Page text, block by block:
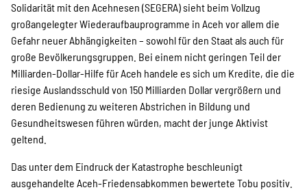
Kontakt
english
Solidarität mit den Acehnesen (SEGERA) sieht beim Vollzug
großangelegter Wiederaufbauprogramme in Aceh vor allem die
Gefahr neuer Abhängigkeiten – sowohl für den Staat als auch für
große Bevölkerungsgruppen. Bei einem nicht geringen Teil der
Milliarden-Dollar-Hilfe für Aceh handele es sich um Kredite, die die
riesige Auslandsschuld von 150 Milliarden Dollar vergrößern und
deren Bedienung zu weiteren Abstrichen in Bildung und
Gesundheitswesen führen würden, macht der junge Aktivist
geltend.
Das unter dem Eindruck der Katastrophe beschleunigt
ausgehandelte Aceh-Friedensabkommen bewertete Tobu positiv.